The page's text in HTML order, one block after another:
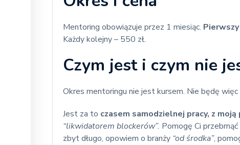
Mentoring obowiązuje przez 1 miesiąc.
Każdy kolejny – 550 zł.
Czym jest i czym nie
Okres mentoringu nie jest kursem. Nie będę
Jest za to czasem samodzielnej pracy, z moją
“likwidatorem blockerów”. Pomogę Ci
zbyt długo, opowiem o branży “od środka”,